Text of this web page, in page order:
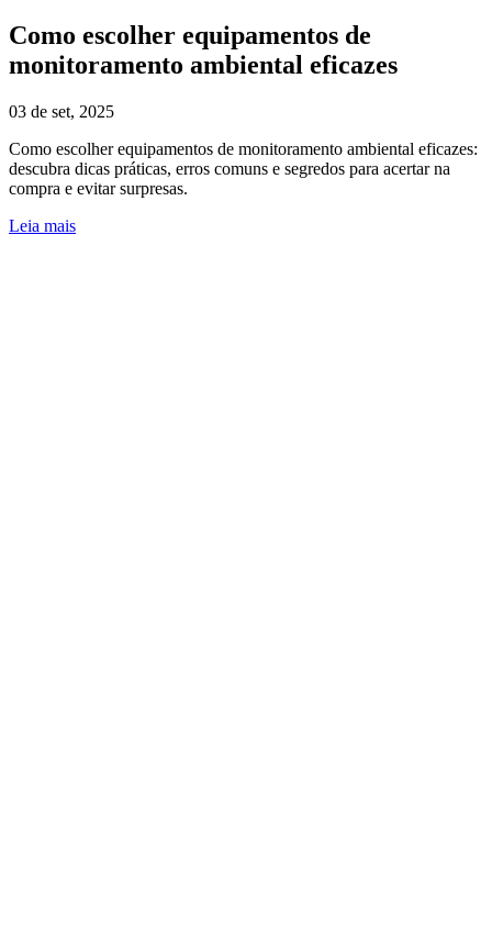
Como escolher equipamentos de
monitoramento ambiental eficazes
03 de set, 2025
Como escolher equipamentos de monitoramento ambiental eficazes:
descubra dicas práticas, erros comuns e segredos para acertar na
compra e evitar surpresas.
Leia mais